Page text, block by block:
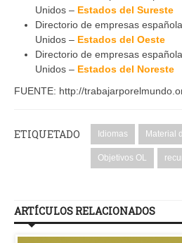
Unidos – Estados del Sureste
Directorio de empresas
Unidos – Estados del Oeste
Directorio de empresas
Unidos – Estados del Noreste
FUENTE: http://
ETIQUETADO Idiomas Material
Objetivos OL
ARTÍCULOS RELACIONADOS